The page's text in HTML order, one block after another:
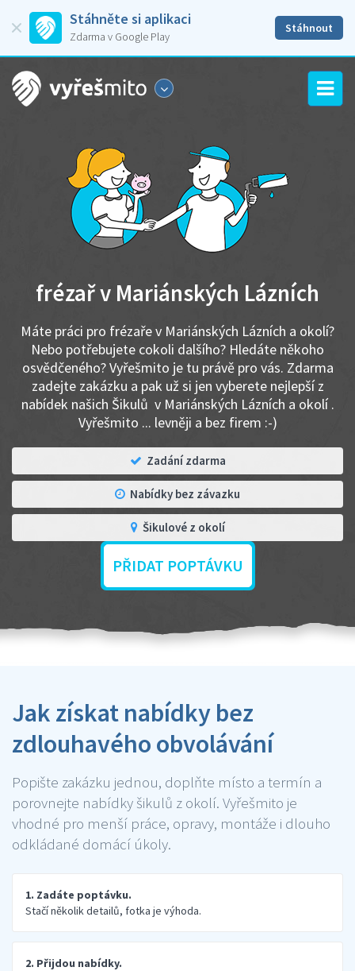
Stáhněte si aplikaci
Zdarma v Google Play
Stáhnout
frézař v Mariánských Lázních
Máte práci pro frézaře v Mariánských Lázních a okolí?
Nebo potřebujete cokoli dalšího? Hledáte někoho
osvědčeného? Vyřešmito je tu právě pro vás. Zdarma
zadejte zakázku a pak už si jen vyberete nejlepší z
nabídek našich Šikulů v Mariánských Lázních a okolí .
Vyřešmito ... levněji a bez firem :-)
Zadání zdarma
Nabídky bez závazku
Šikulové z okolí
PŘIDAT POPTÁVKU
Jak získat nabídky bez
zdlouhavého obvolávání
Popište zakázku jednou, doplňte místo a termín a
porovnejte nabídky šikulů z okolí. Vyřešmito je
vhodné pro menší práce, opravy, montáže i dlouho
odkládané domácí úkoly.
1. Zadáte poptávku.
Stačí několik detailů, fotka je výhoda.
2. Přijdou nabídky.